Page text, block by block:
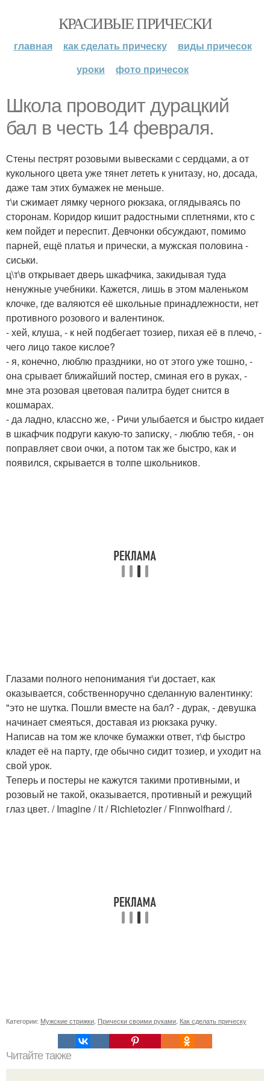
КРАСИВЫЕ ПРИЧЕСКИ
главная как сделать прическу
виды причесок
уроки
фото причесок
Школа проводит дурацкий
бал в честь 14 февраля.
Стены пестрят розовыми вывесками с сердцами, а от
кукольного цвета уже тянет лететь к унитазу, но, досада,
даже там этих бумажек не меньше.
т\и сжимает лямку черного рюкзака, оглядываясь по
сторонам. Коридор кишит радостными сплетнями, кто с
кем пойдет и переспит. Девчонки обсуждают, помимо
парней, ещё платья и прически, а мужская половина -
сиськи.
ц\т\в открывает дверь шкафчика, закидывая туда
ненужные учебники. Кажется, лишь в этом маленьком
клочке, где валяются её школьные принадлежности, нет
противного розового и валентинок.
- хей, клуша, - к ней подбегает тозиер, пихая её в плечо, -
чего лицо такое кислое?
- я, конечно, люблю праздники, но от этого уже тошно, -
она срывает ближайший постер, сминая его в руках, -
мне эта розовая цветовая палитра будет снится в
кошмарах.
- да ладно, классно же, - Ричи улыбается и быстро кидает
в шкафчик подруги какую-то записку, - люблю тебя, - он
поправляет свои очки, а потом так же быстро, как и
появился, скрывается в толпе школьников.
Глазами полного непонимания т\и достает, как
оказывается, собственноручно сделанную валентинку:
"это не шутка. Пошли вместе на бал? - дурак, - девушка
начинает смеяться, доставая из рюкзака ручку.
Написав на том же клочке бумажки ответ, т\ф быстро
кладет её на парту, где обычно сидит тозиер, и уходит на
свой урок.
Теперь и постеры не кажутся такими противными, и
розовый не такой, оказывается, противный и режущий
глаз цвет. / Imagine / it / Richietozier / Finnwolfhard /.
Категории: Мужские стрижки Прически своими руками Как сделать прическу
Читайте также